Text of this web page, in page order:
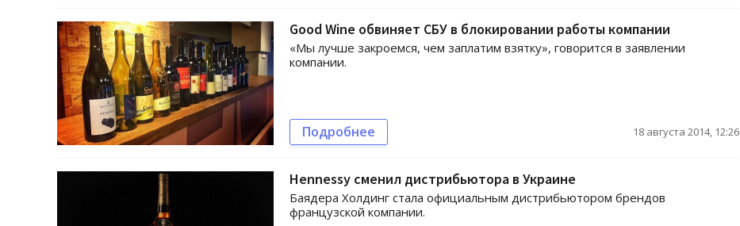
Good Wine обвиняет СБУ в блокировании работы компании
«Мы лучше закроемся, чем заплатим взятку», говорится в заявлении
компании.
Подробнее 18 августа 2014, 12:26
Hennessy сменил дистрибьютора в Украине
Баядера Холдинг стала официальным дистрибьютором брендов
французской компании.